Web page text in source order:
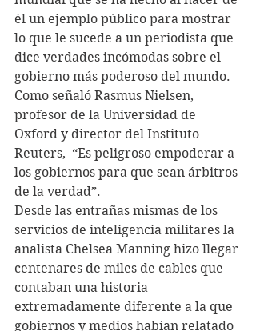
él un ejemplo público para mostrar
lo que le sucede a un periodista que
dice verdades incómodas sobre el
gobierno más poderoso del mundo.
Como señaló Rasmus Nielsen,
profesor de la Universidad de
Oxford y director del Instituto
Reuters,  “Es peligroso empoderar a
los gobiernos para que sean árbitros
de la verdad”.
Desde las entrañas mismas de los
servicios de inteligencia militares la
analista Chelsea Manning hizo llegar
centenares de miles de cables que
contaban una historia
extremadamente diferente a la que
gobiernos y medios habían relatado